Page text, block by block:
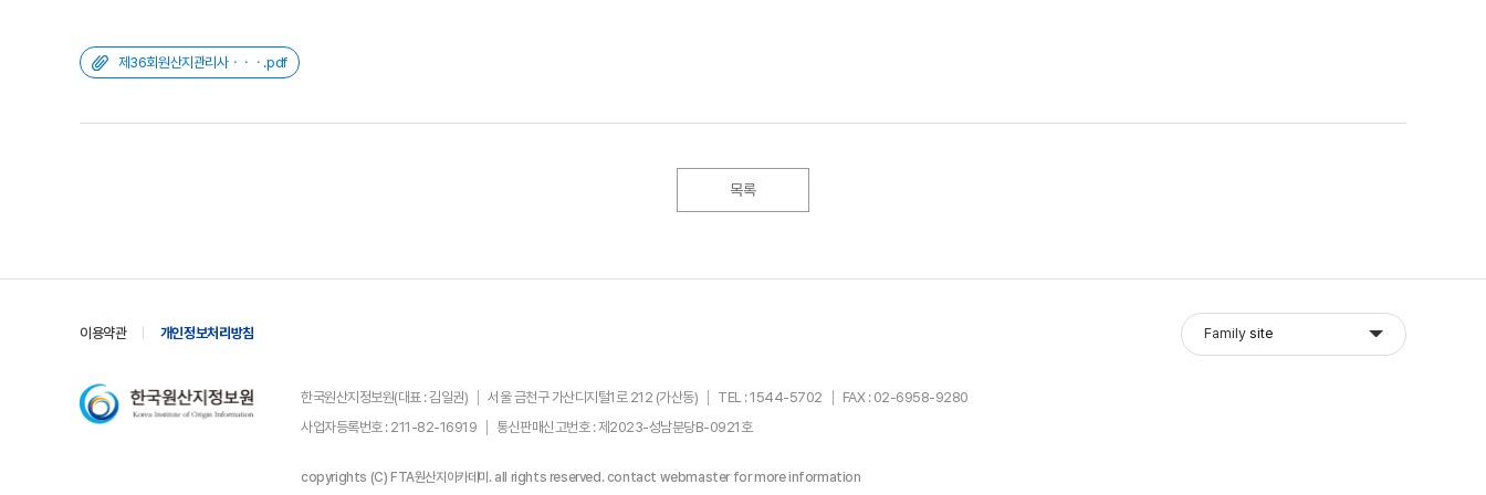
제36회원산지관리사ㆍㆍㆍ.pdf
목록
이용약관 개인정보처리방침 Family site
한국원산지정보원(대표 : 김일권) 서울 금천구 가산디지털1로 212 (가산동) TEL : 1544-5702
FAX : 02-6958-9280
사업자등록번호 : 211-82-16919
통신판매신고번호 : 제2023-성남분당B-0921호
copyrights (C) FTA원산지아카데미. all rights reserved. contact webmaster for more information